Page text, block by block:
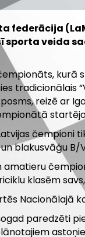
federācija
sporta veida
kurā
tradicionālais
reizē ar
čempioni
blakusvāģu
amatieru
klasēm
Nacionālajā
paredzēti